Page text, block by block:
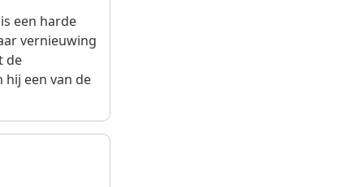
een harde
vernieuwing
de
een van de